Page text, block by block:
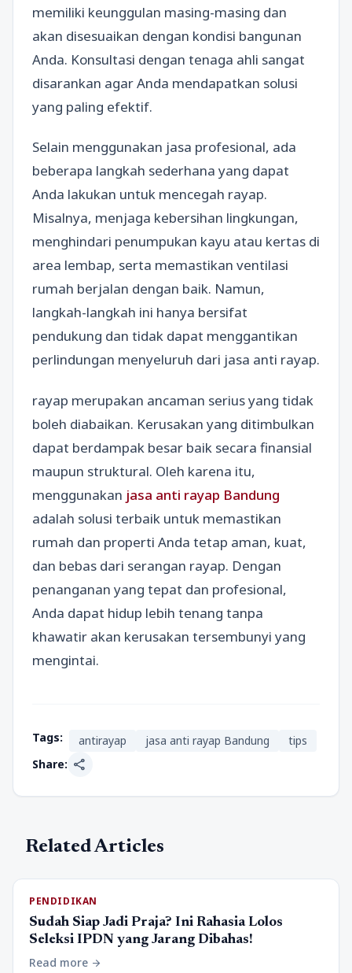
memiliki keunggulan masing-masing dan
akan disesuaikan dengan kondisi bangunan
Anda. Konsultasi dengan tenaga ahli sangat
disarankan agar Anda mendapatkan solusi
yang paling efektif.
Selain menggunakan jasa profesional, ada
beberapa langkah sederhana yang dapat
Anda lakukan untuk mencegah rayap.
Misalnya, menjaga kebersihan lingkungan,
menghindari penumpukan kayu atau kertas di
area lembap, serta memastikan ventilasi
rumah berjalan dengan baik. Namun,
langkah-langkah ini hanya bersifat
pendukung dan tidak dapat menggantikan
perlindungan menyeluruh dari jasa anti rayap.
rayap merupakan ancaman serius yang tidak
boleh diabaikan. Kerusakan yang ditimbulkan
dapat berdampak besar baik secara finansial
maupun struktural. Oleh karena itu,
menggunakan jasa anti rayap Bandung
adalah solusi terbaik untuk memastikan
rumah dan properti Anda tetap aman, kuat,
dan bebas dari serangan rayap. Dengan
penanganan yang tepat dan profesional,
Anda dapat hidup lebih tenang tanpa
khawatir akan kerusakan tersembunyi yang
mengintai.
Tags: antirayap jasa anti rayap Bandung
tips
Share: share
Related Articles
PENDIDIKAN
Sudah Siap Jadi Praja? Ini Rahasia Lolos
Seleksi IPDN yang Jarang Dibahas!
Read more arrow_forward